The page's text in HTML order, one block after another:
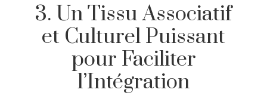
3. Un Tissu Associatif
et Culturel Puissant
pour Faciliter
l’Intégration